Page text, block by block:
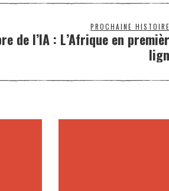
PROCHAINE HISTOIRE
de l’IA : L’Afrique en